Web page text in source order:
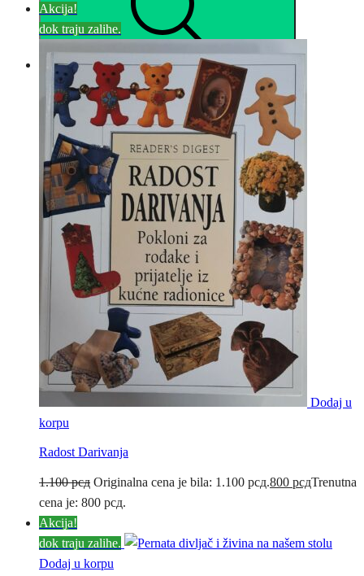
Akcija!
dok traju zalihe.
Dodaj u
korpu
Radost Darivanja
1.100рсд Originalna cena je bila: 1.100 рсд.800 рсдTrenutna
cena je: 800 рсд.
Akcija!
dok traju zalihe.
Dodaj u korpu